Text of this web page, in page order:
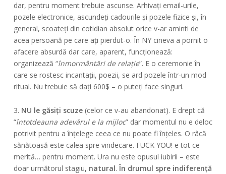
dar, pentru moment trebuie ascunse. Arhivați email-urile,
pozele electronice, ascundeți cadourile și pozele fizice și, în
general, scoateți din cotidian absolut orice v-ar aminti de
acea persoană pe care ați pierdut-o. În NY cineva a pornit o
afacere absurdă dar care, aparent, funcționează:
organizează “înmormântări de relație”. E o ceremonie în
care se rostesc incantații, poezii, se ard pozele într-un mod
ritual. Nu trebuie să dați 600$ – o puteți face singuri.
3. NU le găsiți scuze(celor ce v-au abandonat). E drept că
“întotdeauna adevărul e la mijloc” dar momentul nu e deloc
potrivit pentru a înțelege ceea ce nu poate fi înțeles. O râcă
sănătoasă este calea spre vindecare. FUCK YOU! e tot ce
merită… pentru moment. Ura nu este opusul iubirii – este
doar următorul stagiu, natural.În drumul spre indiferență